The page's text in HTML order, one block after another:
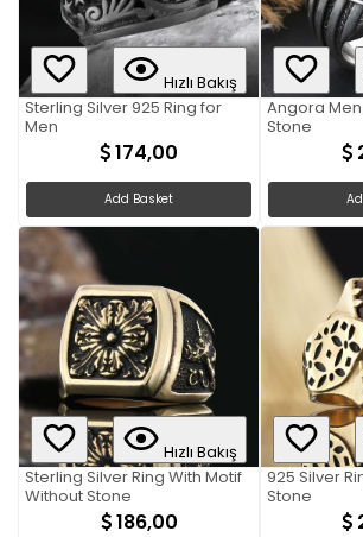
Hızlı Bakış
Sterling Silver 925 Ring for
Men
174,00
Add Basket
Angora Men
Stone
Hızlı Bakış
Sterling Silver Ring With Motif
Without Stone
186,00
925 Silver
Stone